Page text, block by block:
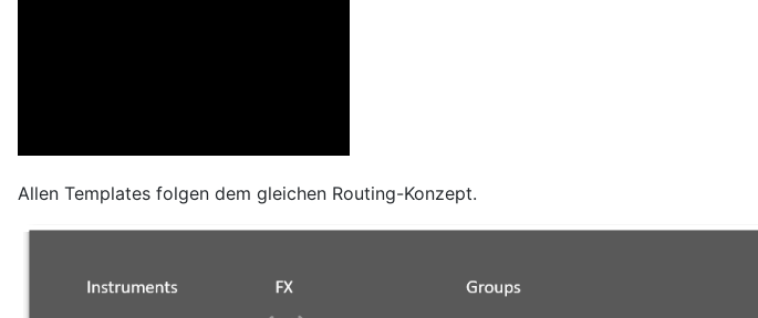
Allen Templates folgen dem gleichen Routing-Konzept.